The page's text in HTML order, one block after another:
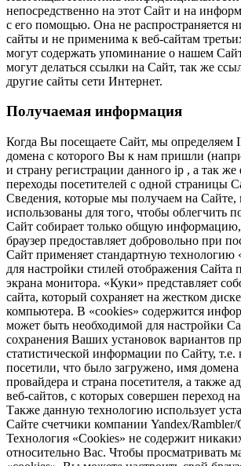
непосредственно на этот Сайт и на
с его помощью. Она не распространяется
сайты и не применима к веб-сайтам
могут содержать упоминание о нашем
могут делаться ссылки на Сайт, так же
другие сайты сети Интернет.
Получаемая информация
Когда Вы посещаете Сайт, мы определяем
домена с которого Вы к нам пришли
и страну регистрации данного ip , а так
переходы посетителей с одной страницы
Сведения, которые мы получаем на Сайте,
использованы для того, чтобы облегчить
Сайт собирает только общую
браузер предоставляет добровольно при
Сайт применяет стандартную технологию
для настройки стилей отображения Сайта
экрана монитора. «Куки» представляет
сайта, который сохраняет на жестком
компьютера. В «cookies» содержится
может быть необходимой для настройки
сохранения Ваших установок вариантов
статистической информации по Сайту,
посетили, что было загружено, имя домена
провайдера и страна посетителя, а также
веб-сайтов, с которых совершен переход
Также данную технологию использует
Сайте счетчики компании Yandex/Rambler/
Технология «Cookies» не содержит
относительно Вас. Чтобы просматривать